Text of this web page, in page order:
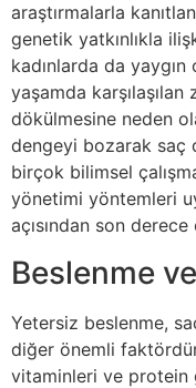
araştırmalarla
genetik yatkınlıkla
kadınlarda da
yaşamda
dökülmesine neden
dengeyi bozarak saç
birçok bilimsel
yönetimi yöntemleri
açısından son
Beslenme
Yetersiz beslenme,
diğer önemli
vitaminleri ve protein